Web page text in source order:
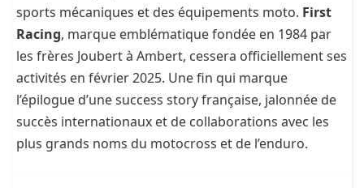
sports mécaniques et des équipements moto. First
Racing, marque emblématique fondée en 1984 par
les frères Joubert à Ambert, cessera officiellement ses
activités en février 2025. Une fin qui marque
l’épilogue d’une success story française, jalonnée de
succès internationaux et de collaborations avec les
plus grands noms du motocross et de l’enduro.